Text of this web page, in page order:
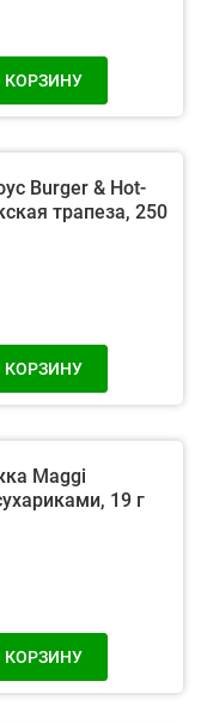
КОРЗИНУ
Burger & Hot-
трапеза, 250
КОРЗИНУ
Maggi
19 г
КОРЗИНУ